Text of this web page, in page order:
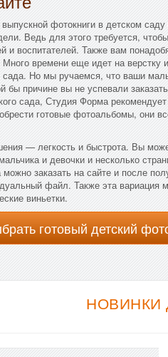
выпускной фотокниги в детском
Ведь для этого требуется,
и воспитателей. Также вам
времени еще идет на верстку
сада. Но мы ручаемся, что ваши
бы причине вы не успевали
сада, Студия Форма рекомендует
готовые фотоальбомы, они
— легкость и быстрота. Вы
и девочки и несколько
заказать на сайте и после
файл. Также эта вариация
виньетки.
готовый детский
НОВИНКИ